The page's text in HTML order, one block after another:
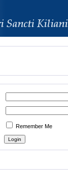
Remember Me